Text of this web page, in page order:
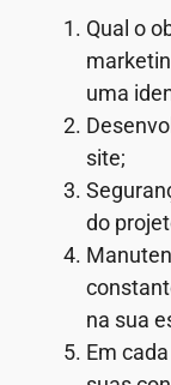
Qual o
uma
site;
do
na sua
Em